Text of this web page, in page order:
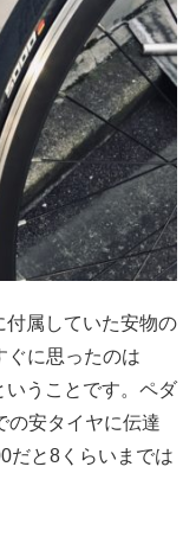
付属していた安物の
ぐに思ったのは
いうことです。ペダ
の安タイヤに伝達
だと8くらいまでは